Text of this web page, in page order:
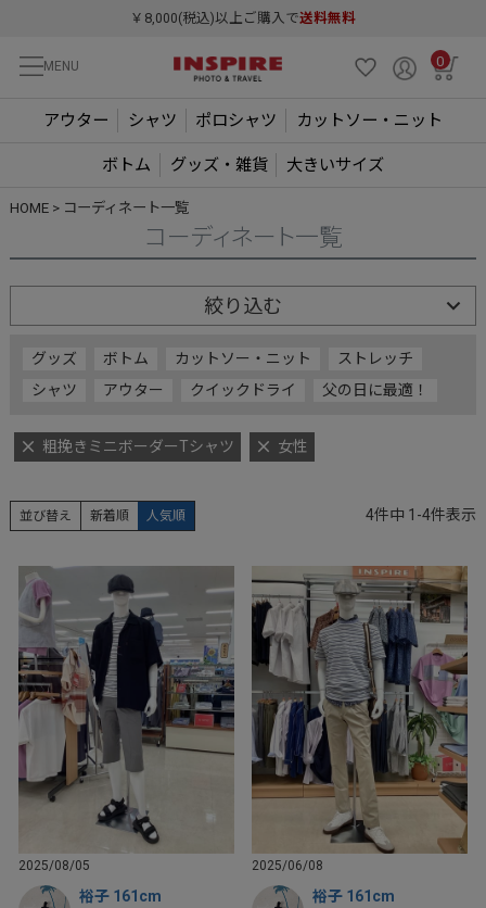
￥8,000(税込)以上ご購入で送料無料
MENU 0
アウター シャツ ポロシャツ カットソー・ニット
ボトム グッズ・雑貨 大きいサイズ
HOME コーディネート一覧
コーディネート一覧
絞り込む
グッズ ボトム カットソー・ニット
ストレッチ
シャツ
アウター クイックドライ 父の日に最適！
粗挽きミニボーダーTシャツ 女性
並び替え 新着順 人気順 4件中 1 -4件表示
2025/08/05
裕子 161cm
2025/06/08
裕子 161cm